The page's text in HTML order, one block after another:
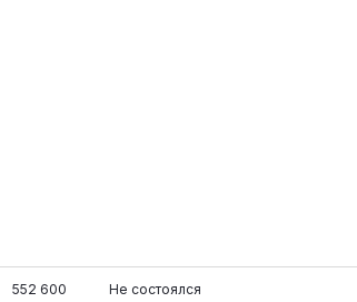
552 600 Не состоялся